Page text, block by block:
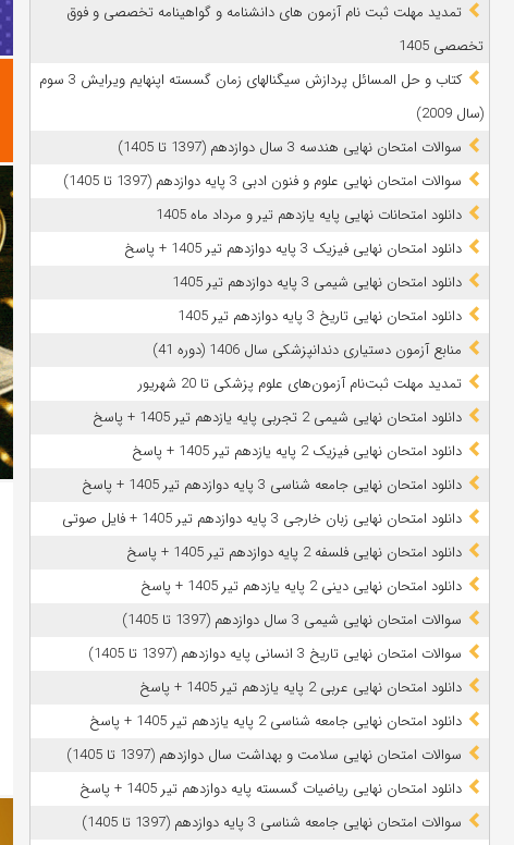
تمدید مهلت ثبت نام آزمون های دانشنامه و گواهینامه تخصصی و فوق
تخصصی 1405
کتاب و حل المسائل پردازش سیگنالهای زمان گسسته اپنهایم ویرایش 3 سوم
(سال 2009)
سوالات امتحان نهایی هندسه 3 سال دوازدهم (1397 تا 1405)
سوالات امتحان نهایی علوم و فنون ادبی 3 پایه دوازدهم (1397 تا 1405)
دانلود امتحانات نهایی پایه یازدهم تیر و مرداد ماه 1405
دانلود امتحان نهایی فیزیک 3 پایه دوازدهم تیر 1405 + پاسخ
دانلود امتحان نهایی شیمی 3 پایه دوازدهم تیر 1405
دانلود امتحان نهایی تاریخ 3 پایه دوازدهم تیر 1405
منابع آزمون دستیاری دندانپزشکی سال 1406 (دوره 41)
تمدید مهلت ثبت‌نام آزمون‌های علوم پزشکی تا 20 شهریور
دانلود امتحان نهایی شیمی 2 تجربی پایه یازدهم تیر 1405 + پاسخ
دانلود امتحان نهایی فیزیک 2 پایه یازدهم تیر 1405 + پاسخ
دانلود امتحان نهایی جامعه شناسی 3 پایه دوازدهم تیر 1405 + پاسخ
دانلود امتحان نهایی زبان خارجی 3 پایه دوازدهم تیر 1405 + فایل صوتی
دانلود امتحان نهایی فلسفه 2 پایه دوازدهم تیر 1405 + پاسخ
دانلود امتحان نهایی دینی 2 پایه یازدهم تیر 1405 + پاسخ
سوالات امتحان نهایی شیمی 3 سال دوازدهم (1397 تا 1405)
سوالات امتحان نهایی تاریخ 3 انسانی پایه دوازدهم (1397 تا 1405)
دانلود امتحان نهایی عربی 2 پایه یازدهم تیر 1405 + پاسخ
دانلود امتحان نهایی جامعه شناسی 2 پایه یازدهم تیر 1405 + پاسخ
سوالات امتحان نهایی سلامت و بهداشت سال دوازدهم (1397 تا 1405)
دانلود امتحان نهایی ریاضیات گسسته پایه دوازدهم تیر 1405 + پاسخ
سوالات امتحان نهایی جامعه شناسی 3 پایه دوازدهم (1397 تا 1405)